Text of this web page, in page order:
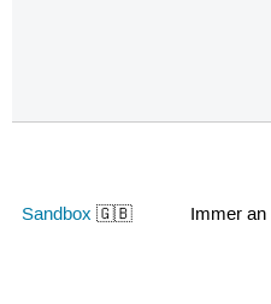
Sandbox 🇬🇧 Immer an